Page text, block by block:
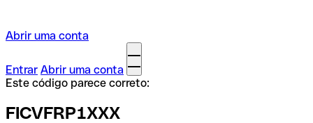
Abrir uma conta
Entrar Abrir uma conta
Este código parece correto:
FICVFRP1XXX